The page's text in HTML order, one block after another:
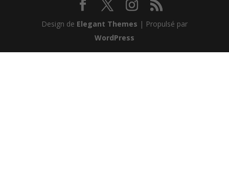
Design de Elegant Themes | Propulsé par
WordPress